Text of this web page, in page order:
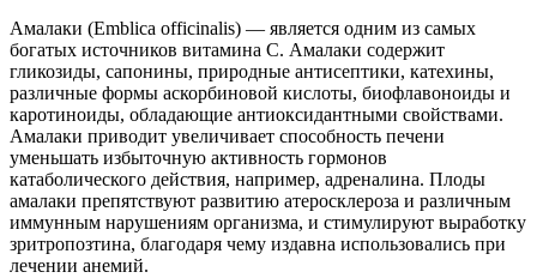
Амалаки (Emblica officinalis) — является одним из самых
богатых источников витамина С. Амалаки содержит
гликозиды, сапонины, природные антисептики, катехины,
различные формы аскорбиновой кислоты, биофлавоноиды и
каротиноиды, обладающие антиоксидантными свойствами.
Амалаки приводит увеличивает способность печени
уменьшать избыточную активность гормонов
катаболического действия, например, адреналина. Плоды
амалаки препятствуют развитию атеросклероза и различным
иммунным нарушениям организма, и стимулируют выработку
зритропозтина, благодаря чему издавна использовались при
лечении анемий.